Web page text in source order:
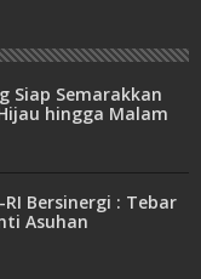
Siap Semarakkan
hingga Malam
RI Bersinergi : Tebar
Asuhan